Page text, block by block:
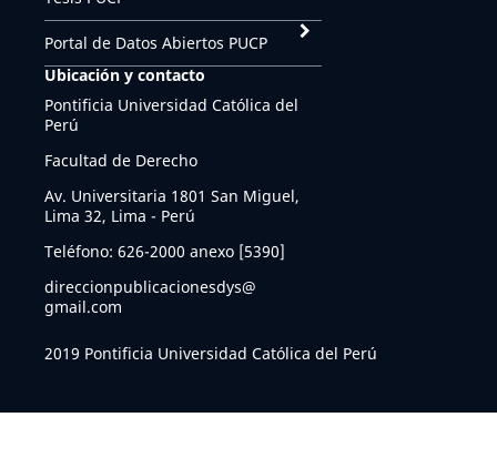
Portal de Datos Abiertos PUCP
Ubicación y contacto
Pontificia Universidad Católica del
Perú
Facultad de Derecho
Av. Universitaria 1801 San Miguel,
Lima 32, Lima - Perú
Teléfono: 626-2000 anexo [5390]
direccionpublicacionesdys@
gmail.com
2019 Pontificia Universidad Católica del Perú